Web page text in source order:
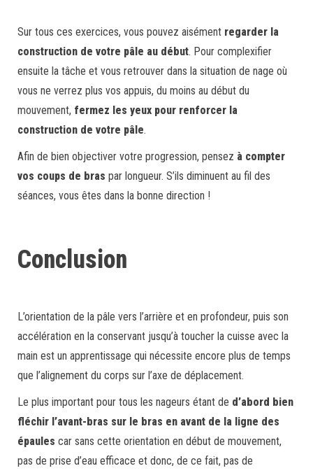
Sur tous ces exercices, vous pouvez aisément regarder la
construction de votre pâle au début. Pour complexifier
ensuite la tâche et vous retrouver dans la situation de nage où
vous ne verrez plus vos appuis, du moins au début du
mouvement, fermez les yeux pour renforcer la
construction de votre pâle.
Afin de bien objectiver votre progression, pensez à compter
vos coups de bras par longueur. S’ils diminuent au fil des
séances, vous êtes dans la bonne direction !
Conclusion
L’orientation de la pâle vers l’arrière et en profondeur, puis son
accélération en la conservant jusqu’à toucher la cuisse avec la
main est un apprentissage qui nécessite encore plus de temps
que l’alignement du corps sur l’axe de déplacement.
Le plus important pour tous les nageurs étant de d’abord bien
fléchir l’avant-bras sur le bras en avant de la ligne des
épaules car sans cette orientation en début de mouvement,
pas de prise d’eau efficace et donc, de ce fait, pas de